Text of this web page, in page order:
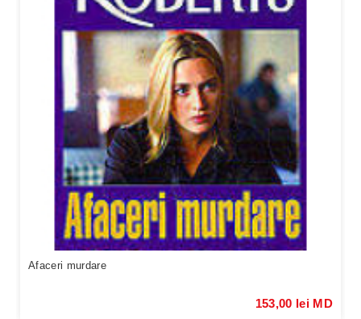
Afaceri murdare
153,00 lei MD